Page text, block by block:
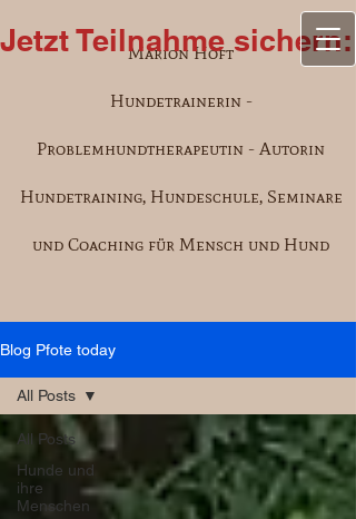
Marion Höft
Hundetrainerin -
Problemhundtherapeutin - Autorin
Hundetraining, Hundeschule, Seminare
und Coaching für Mensch und Hund
Jetzt Teilnahme
Blog Pfote today
All Posts
Hunde und
ihre
Menschen
All Posts